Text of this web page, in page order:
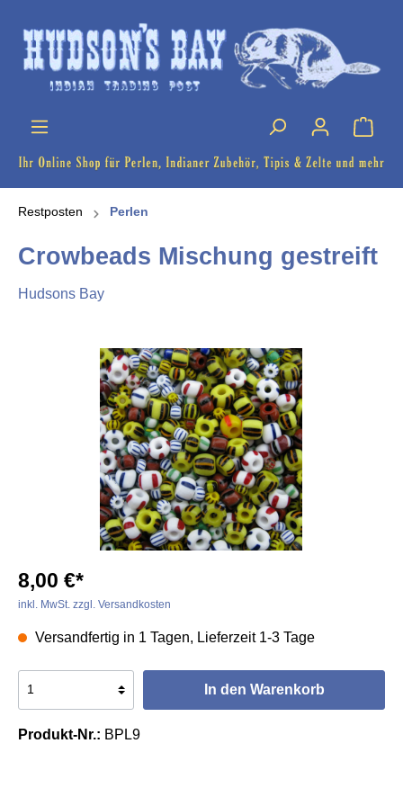
Restposten Perlen
Crowbeads Mischung gestreift
Hudsons Bay
8,00 €*
inkl. MwSt. zzgl. Versandkosten
Versandfertig in 1 Tagen, Lieferzeit 1-3 Tage
In den Warenkorb
Produkt-Nr.: BPL9